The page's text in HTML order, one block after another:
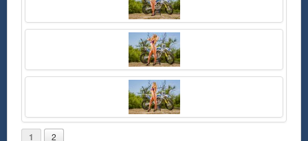
Freitag, 29. Januar 2016 17:34 Uhr
Foto von sexy Blondine Chantel Zales aus dem Motoross Transworld Pin
Up Kalender 2014.
1 2